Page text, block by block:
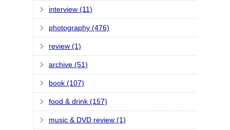
interview (11)
photography (476)
review (1)
archive (51)
book (107)
food & drink (157)
music & DVD review (1)